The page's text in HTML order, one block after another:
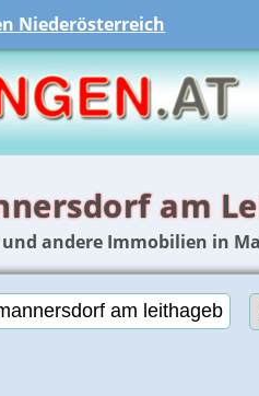
Niederösterreich
am
andere Immobilien in